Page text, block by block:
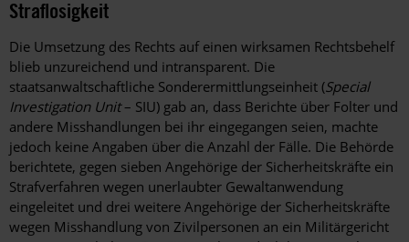
Straflosigkeit
Die Umsetzung des Rechts auf einen wirksamen Rechtsbehelf
blieb unzureichend und intransparent. Die
staatsanwaltschaftliche Sonderermittlungseinheit (Special
Investigation Unit– SIU) gab an, dass Berichte über Folter und
andere Misshandlungen bei ihr eingegangen seien, machte
jedoch keine Angaben über die Anzahl der Fälle. Die Behörde
berichtete, gegen sieben Angehörige der Sicherheitskräfte ein
Strafverfahren wegen unerlaubter Gewaltanwendung
eingeleitet und drei weitere Angehörige der Sicherheitskräfte
wegen Misshandlung von Zivilpersonen an ein Militärgericht